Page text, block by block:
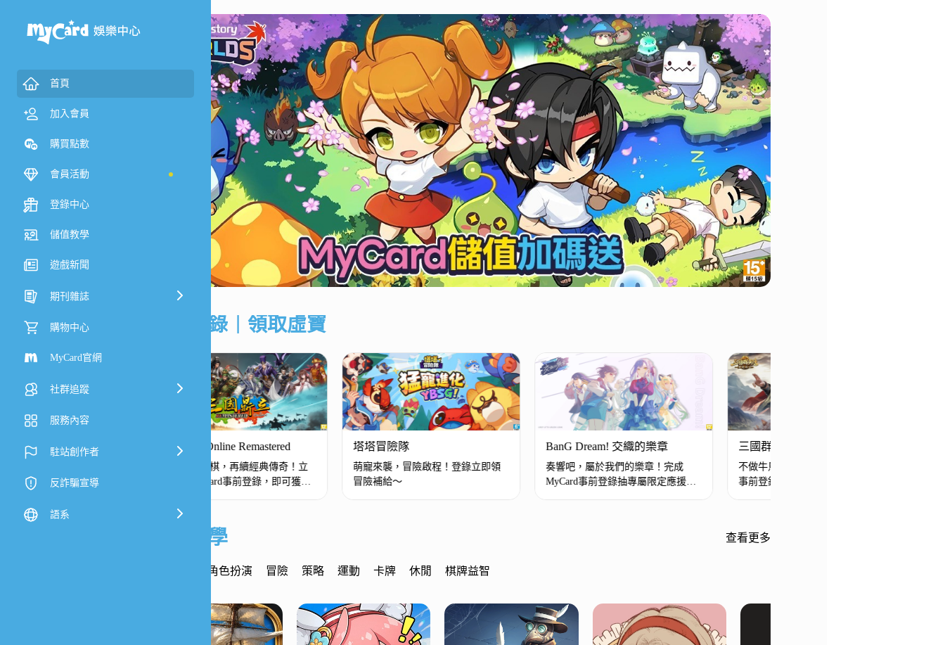
首頁
加入會員
購買點數
會員活動
登錄中心
儲值教學
遊戲新聞
期刊雜誌
購物中心
MyCard官網
社群追蹤
服務內容
駐站創作者
反詐騙宣導
語系
事前登錄｜領取虛寶
滄海》，領專屬征戰虛
三國鼎立Online Remastered
重返三國戰棋，再續經典傳奇！立
即完成MyCard事前登錄，即可獲得
塔塔冒險隊
萌寵來襲，冒險啟程！登錄立即領
冒險補給～
BanG Dream! 交織的樂章
奏響吧，屬於我們的樂章！完成
MyCard事前登錄抽專屬限定應援
三國群英傳：策定九州
不做牛馬，自由開打！參與MyCard
事前登錄領征戰資源：聚義令x2！
儲值教學 查看更多
角色扮演 冒險 策略 運動 卡牌 休閒 棋牌益智